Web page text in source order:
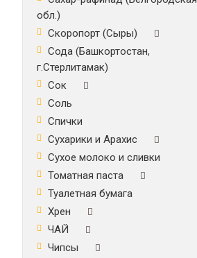
обл.)
Скоропорт (Сыры)
Сода (Башкортостан,
г.Стерлитамак)
Сок
Соль
Спички
Сухарики и Арахис
Сухое молоко и сливки
Томатная паста
Туалетная бумага
Хрен
ЧАЙ
Чипсы